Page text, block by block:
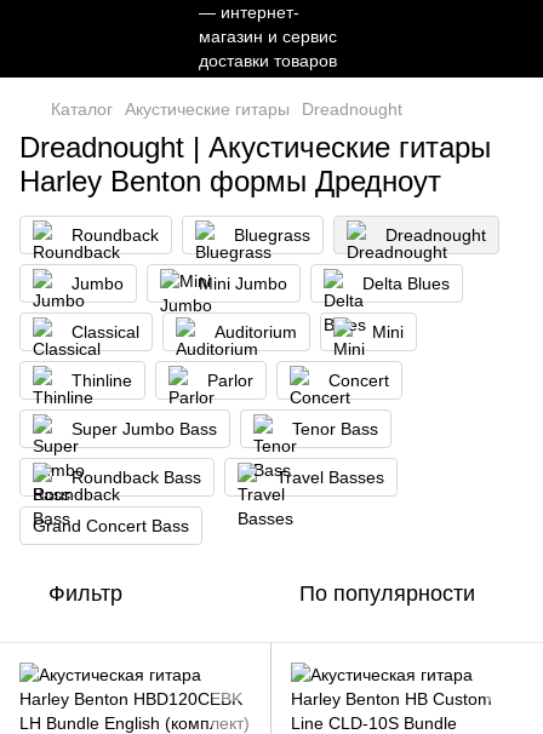
Каталог Акустические гитары Dreadnought
Dreadnought | Акустические гитары
Harley Benton формы Дредноут
Roundback Bluegrass Dreadnought
Jumbo Mini Jumbo Delta Blues
Classical Auditorium Mini
Thinline Parlor Concert
Super Jumbo Bass Tenor Bass
Roundback Bass Travel Basses
Grand Concert Bass
Фильтр По популярности